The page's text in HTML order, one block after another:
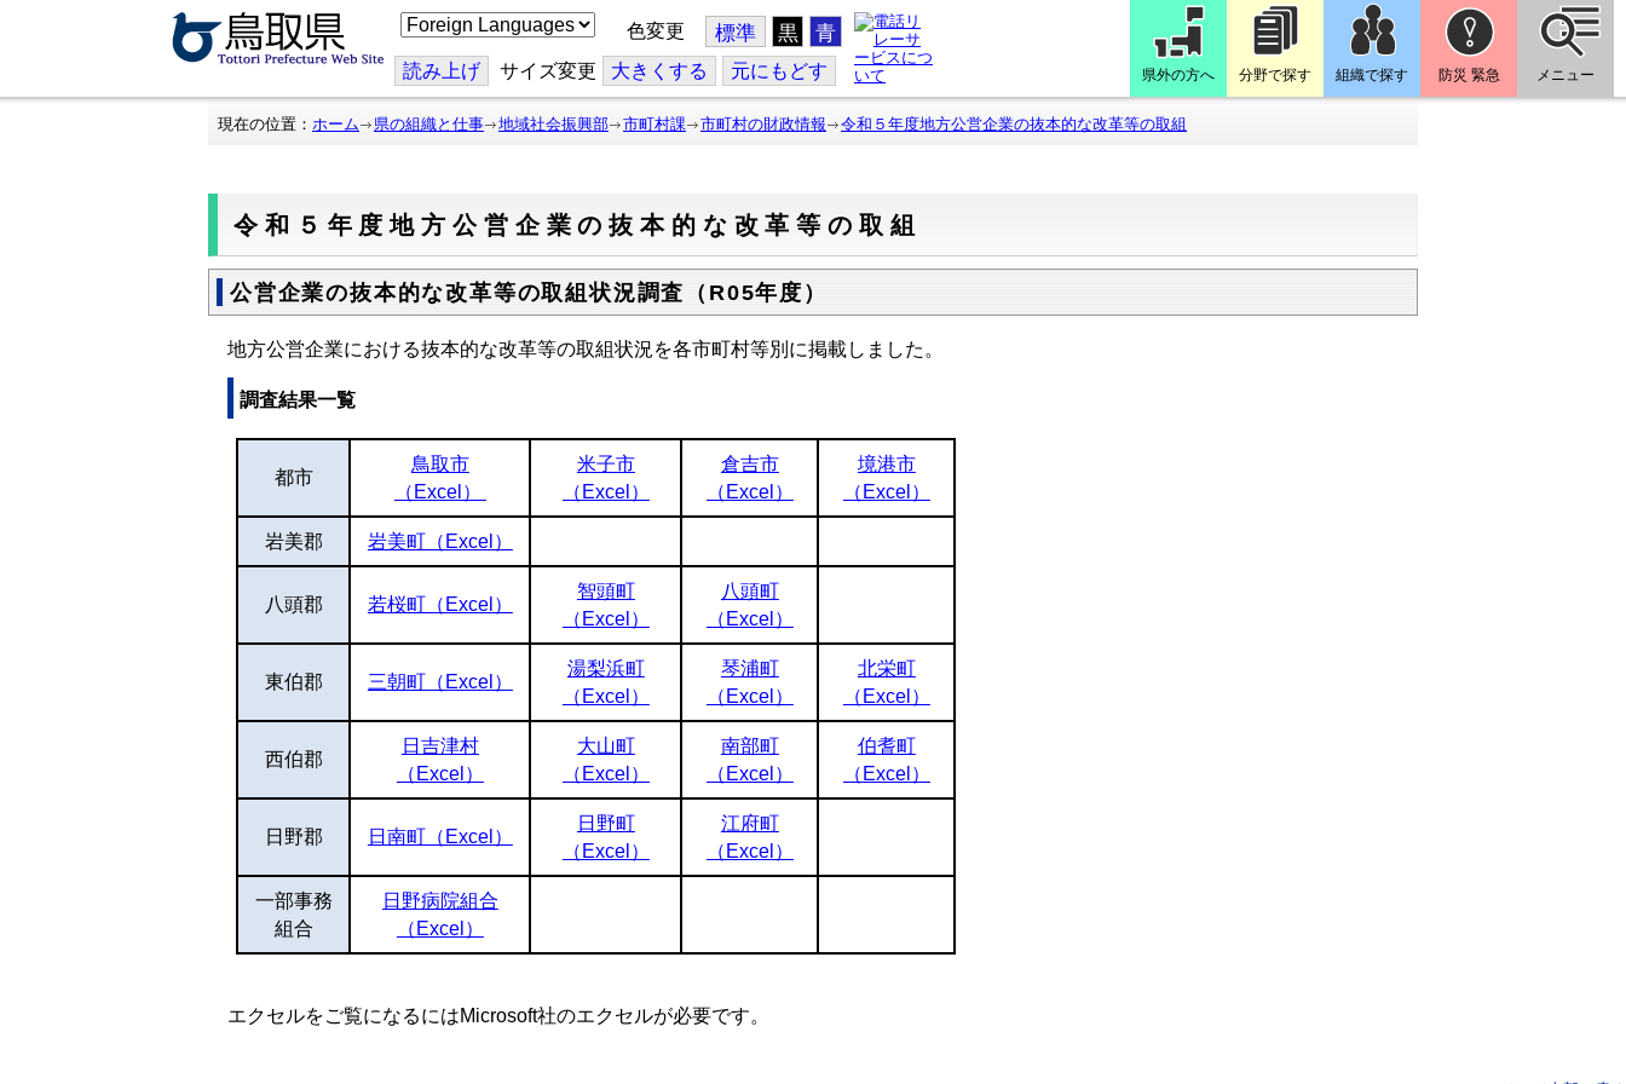
こ
の
ジ
を
翻
色変更 標準 黒 青
読み上げ サイズ変更 大きくする 元にもどす 県外の方へ 分野で探す 組織で探す 防災 緊急 メニュー
現在の位置： ホーム 県の組織と仕事 地域社会振興部 市町村課 市町村の財政情報 令和５年度地方公営企業の抜本的な改革等の取組
令和５年度地方公営企業の抜本的な改革等の取組
公営企業の抜本的な改革等の取組状況調査（R05年度）
地方公営企業における抜本的な改革等の取組状況を各市町村等別に掲載しました。
調査結果一覧
都市
鳥取市
（Excel）
米子市
（Excel）
倉吉市
（Excel）
境港市
（Excel）
岩美郡 岩美町（Excel）
八頭郡 若桜町（Excel）
智頭町
（Excel）
八頭町
（Excel）
東伯郡 三朝町（Excel）
湯梨浜町
（Excel）
琴浦町
（Excel）
北栄町
（Excel）
西伯郡
日吉津村
（Excel）
大山町
（Excel）
南部町
（Excel）
伯耆町
（Excel）
日野郡 日南町（Excel）
日野町
（Excel）
江府町
（Excel）
一部事務
組合
日野病院組合
（Excel）
エクセルをご覧になるにはMicrosoft社のエクセルが必要です。